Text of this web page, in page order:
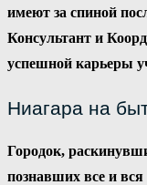
имеют за спиной
Консультант и
успешной карьеры
Ниагара на
Городок,
познавших все и